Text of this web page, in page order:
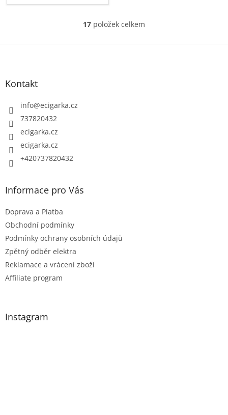
O
v
u
17 položek celkem
Kontakt
info@ecigarka.cz
737820432
ecigarka.cz
ecigarka.cz
+420737820432
Informace pro Vás
Doprava a Platba
Obchodní podmínky
Podmínky ochrany osobních údajů
Zpětný odběr elektra
Reklamace a vrácení zboží
Affiliate program
Instagram